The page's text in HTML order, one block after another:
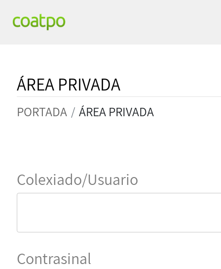
ÁREA PRIVADA
PORTADA ÁREA PRIVADA
Colexiado/Usuario
Contrasinal